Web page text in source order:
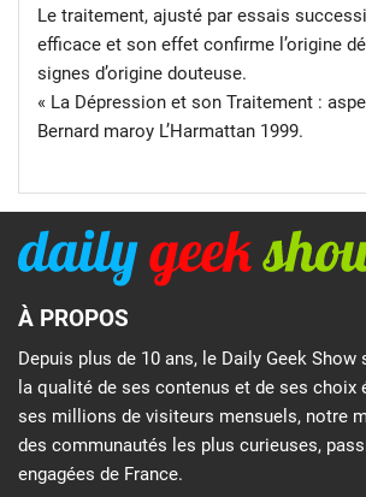
Le traitement, ajusté par essais
efficace et son effet confirme l’origine
signes d’origine douteuse.
« La Dépression et son Traitement :
Bernard maroy L’Harmattan 1999.
À PROPOS
Depuis plus de 10 ans, le Daily Geek
la qualité de ses contenus et de ses choix
ses millions de visiteurs mensuels, notre
des communautés les plus curieuses,
engagées de France.